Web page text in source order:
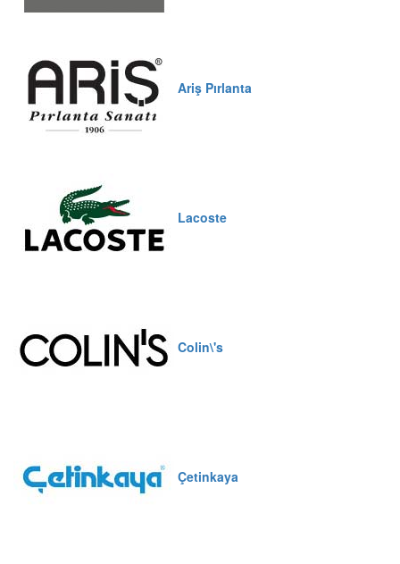
Ariş Pırlanta
Lacoste
Colin\'s
Çetinkaya